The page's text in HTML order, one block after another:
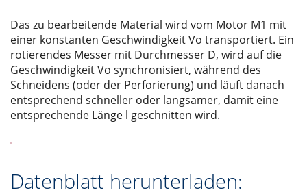
Das zu bearbeitende Material wird vom Motor M1 mit
einer konstanten Geschwindigkeit Vo transportiert. Ein
rotierendes Messer mit Durchmesser D, wird auf die
Geschwindigkeit Vo synchronisiert, während des
Schneidens (oder der Perforierung) und läuft danach
entsprechend schneller oder langsamer, damit eine
entsprechende Länge l geschnitten wird.
Datenblatt herunterladen: